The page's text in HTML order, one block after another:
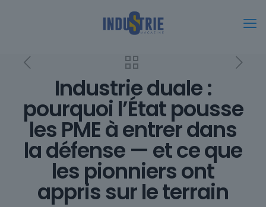
Industrie duale :
pourquoi l’État pousse
les PME à entrer dans
la défense — et ce que
les pionniers ont
appris sur le terrain